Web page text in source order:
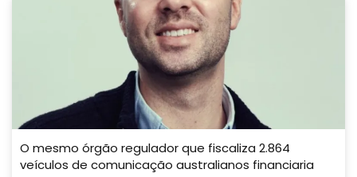
O mesmo órgão regulador que fiscaliza 2.864
veículos de comunicação australianos financiaria